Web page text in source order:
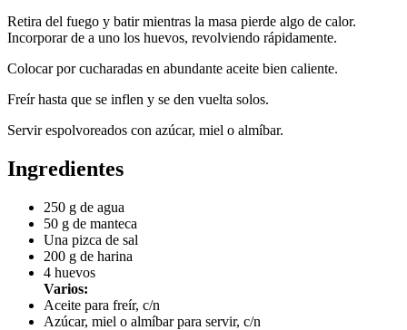
Retira del fuego y batir mientras la masa pierde algo de calor.
Incorporar de a uno los huevos, revolviendo rápidamente.
Colocar por cucharadas en abundante aceite bien caliente.
Freír hasta que se inflen y se den vuelta solos.
Servir espolvoreados con azúcar, miel o almíbar.
Ingredientes
250 g de agua
50 g de manteca
Una pizca de sal
200 g de harina
4 huevos
Varios:
Aceite para freír, c/n
Azúcar, miel o almíbar para servir, c/n